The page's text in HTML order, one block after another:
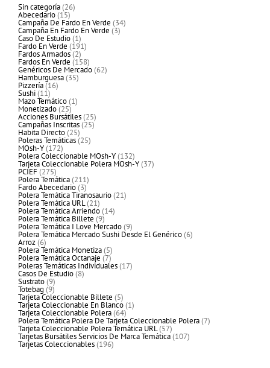
Sin categoría 2626
productos
Abecedario 1515
productos
Campaña De Fardo En Verde 3434
productos
Campaña En Fardo En Verde 33
productos
Caso De Estudio 11
producto
Fardo En Verde 191191
productos
Fardos Armados 22
productos
Fardos En Verde 158158
productos
Genéricos De Mercado 6262
productos
Hamburguesa 3535
productos
Pizzería 1616
productos
Sushi 1111
productos
Mazo Temático 11
producto
Monetizado 2525
productos
Acciones Bursátiles 2525
productos
Campañas Inscritas 2525
productos
Habita Directo 2525
productos
Poleras Temáticas 2525
productos
MOsh-Y 172172
productos
Polera Coleccionable MOsh-Y 132132
productos
Tarjeta Coleccionable Polera MOsh-Y 3737
productos
PCIEF 275275
productos
Polera Temática 211211
productos
Fardo Abecedario 33
productos
Polera Temática Tiranosaurio 2121
productos
Polera Temática URL 2121
productos
Polera Temática Arriendo 1414
productos
Polera Temática Billete 99
productos
Polera Temática I Love Mercado 99
productos
Polera Temática Mercado Sushi Desde El Genérico 66
productos
Arroz 66
productos
Polera Temática Monetiza 55
productos
Polera Temática Octanaje 77
productos
Poleras Temáticas Individuales 1717
productos
Casos De Estudio 88
productos
Sustrato 99
productos
Totebag 99
productos
Tarjeta Coleccionable Billete 55
productos
Tarjeta Coleccionable En Blanco 11
producto
Tarjeta Coleccionable Polera 6464
productos
Polera Temática Polera De Tarjeta Coleccionable Polera 77
productos
Tarjeta Coleccionable Polera Temática URL 5757
productos
Tarjetas Bursátiles Servicios De Marca Temática 107107
productos
Tarjetas Coleccionables 196196
productos